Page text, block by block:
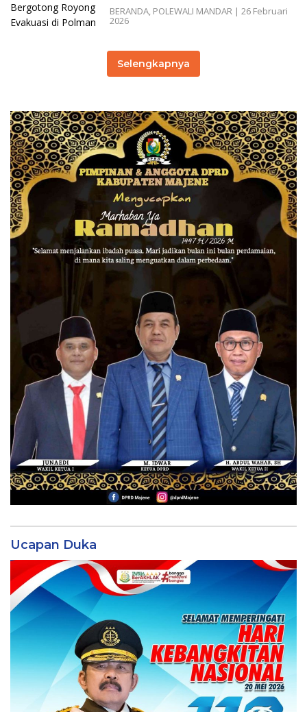
BERANDA, POLEWALI MANDAR| 26 Februari
2026
Selengkapnya
Ucapan Duka